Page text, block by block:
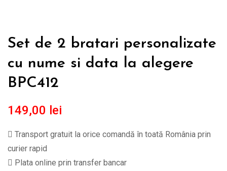
Set de 2 bratari personalizate
cu nume si data la alegere
BPC412
149,00 lei
Transport gratuit la orice comandă în toată România prin
curier rapid
Plata online prin transfer bancar